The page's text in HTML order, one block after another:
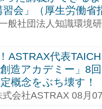
会」（厚生労働省
般社団法人知識環境
ASTRAX代表
造アカデミー」8
概念をぶち壊す！
式会社ASTRAX 08月